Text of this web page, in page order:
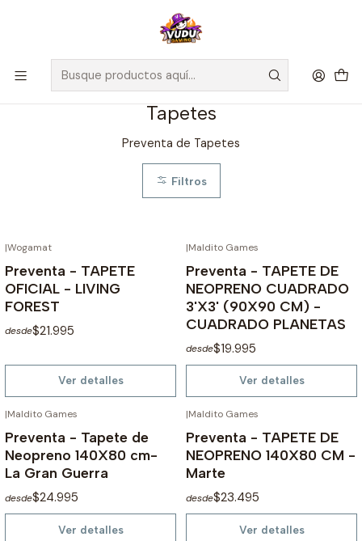
🚀 ¡Despachamos a todo Chile! Envío GRATIS a Regiones sobre
$100.000 y a RM sobre $35.000
Inicio Preventas Tapetes
Tapetes
Preventa de Tapetes
Filtros
|Wogamat
Preventa - TAPETE
OFICIAL - LIVING
FOREST
desde$21.995
Ver detalles
|Maldito Games
Preventa - TAPETE DE
NEOPRENO CUADRADO
3'X3' (90X90 CM) -
CUADRADO PLANETAS
desde$19.995
Ver detalles
|Maldito Games
Preventa - Tapete de
Neopreno 140X80 cm-
La Gran Guerra
desde$24.995
Ver detalles
|Maldito Games
Preventa - TAPETE DE
NEOPRENO 140X80 CM -
Marte
desde$23.495
Ver detalles